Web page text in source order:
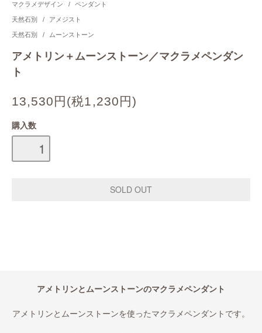
マクラメデザイン / ペンダント
天然石別 / アメジスト
天然石別 / ムーンストーン
アメトリン＋ムーンストーン／マクラメペンダン
ト
13,530円(税1,230円)
購入数
アメトリンとムーンストーンのマクラメペンダント
アメトリンとムーンストーンを使ったマクラメペンダントです。